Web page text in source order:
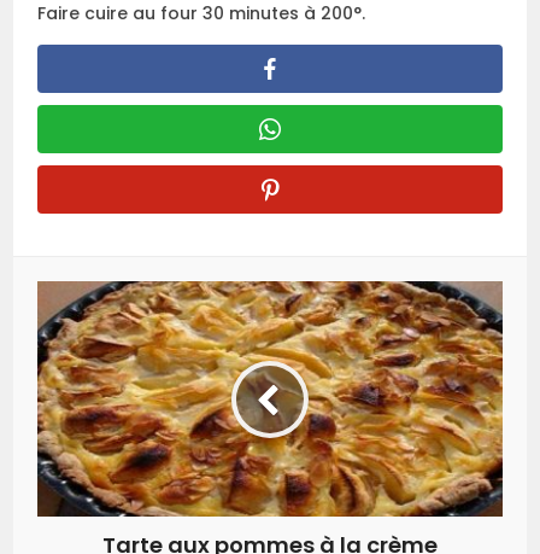
Faire cuire au four 30 minutes à 200°.
Tarte aux pommes à la crème